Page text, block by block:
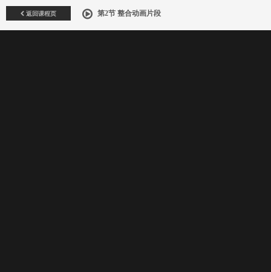
返回课程页 第2节 整合动画片段